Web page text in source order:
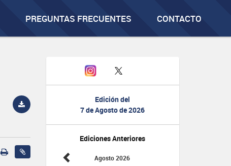
PREGUNTAS FRECUENTES CONTACTO
Edición del
7 de Agosto de 2026
Ediciones Anteriores
Agosto 2026